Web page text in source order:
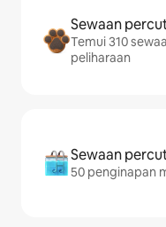
Sewaan
Temui 310
peliharaan
Sewaan
50 penginapan